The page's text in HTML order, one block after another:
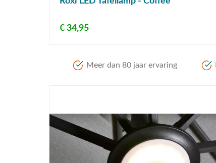
€ 34,95
Meer dan 80 jaar ervaring